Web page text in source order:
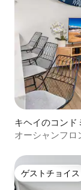
キヘイのコンド
オーシャンフロ
ゲストチョイス
ゲストチョイス